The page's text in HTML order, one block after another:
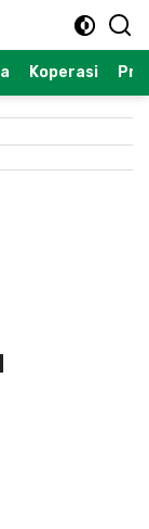
Koperasi